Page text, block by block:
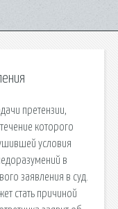
претензии,
которого
условия
в
заявления в суд.
стать причиной